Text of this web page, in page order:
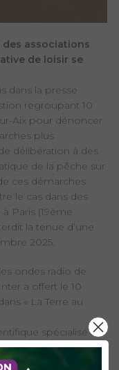
des associations
de loisir se
dans la presse
regroupant 10
Aix pour dénoncer
plus
délibération à des
de la pêche sur
ces démarches
le cas dans des
Paris (19ème
la tenue d’une
2025.
ondes radio de
a offert le 10
« La Terre au
spécialisé en
professionnel
pêche